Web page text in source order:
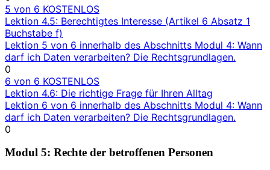
5 von 6 KOSTENLOS
Lektion 4.5: Berechtigtes Interesse (Artikel 6 Absatz 1
Buchstabe f)
Lektion 5 von 6 innerhalb des Abschnitts Modul 4: Wann
darf ich Daten verarbeiten? Die Rechtsgrundlagen.
0
6 von 6 KOSTENLOS
Lektion 4.6: Die richtige Frage für Ihren Alltag
Lektion 6 von 6 innerhalb des Abschnitts Modul 4: Wann
darf ich Daten verarbeiten? Die Rechtsgrundlagen.
0
Modul 5: Rechte der betroffenen Personen